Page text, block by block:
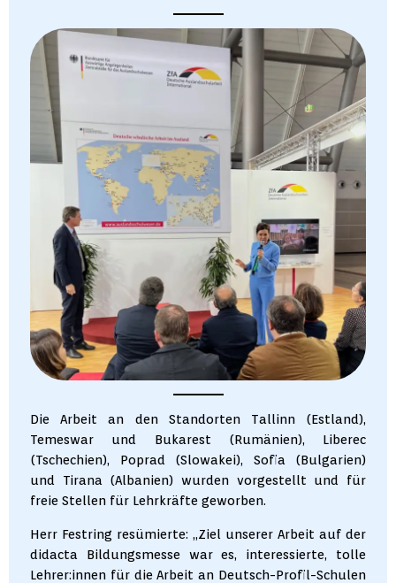
Die Arbeit an den Standorten Tallinn (Estland),
Temeswar und Bukarest (Rumänien), Liberec
(Tschechien), Poprad (Slowakei), Sofia (Bulgarien)
und Tirana (Albanien) wurden vorgestellt und für
freie Stellen für Lehrkräfte geworben.
Herr Festring resümierte: „Ziel unserer Arbeit auf der
didacta Bildungsmesse war es, interessierte, tolle
Lehrer:innen für die Arbeit an Deutsch-Profil-Schulen